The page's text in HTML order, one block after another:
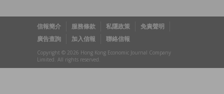
信報簡介 服務條款 私隱政策
免責聲明
廣告查詢
加入信報 聯絡信報
Copyright © 2026 Hong Kong Economic Journal Company
Limited. All rights reserved.